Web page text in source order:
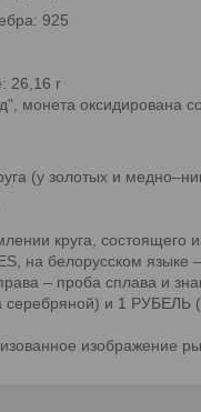
925
26,16 г
монета оксидирована
(у золотых и
круга, состоящего
на белорусском
– проба сплава и
и 1 РУБЕЛЬ
изображение